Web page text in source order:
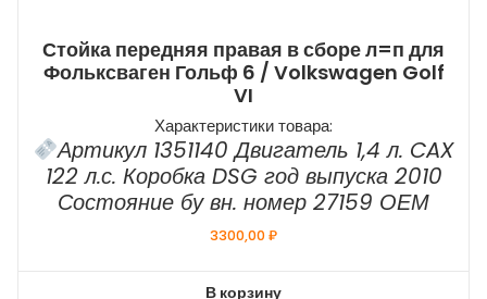
Стойка передняя правая в сборе л=п для
Фольксваген Гольф 6 / Volkswagen Golf
VI
Характеристики товара:
Артикул 1351140 Двигатель 1,4 л. CAX
122 л.с. Коробка DSG год выпуска 2010
Состояние бу вн. номер 27159 ОЕМ
3300,00₽
В корзину